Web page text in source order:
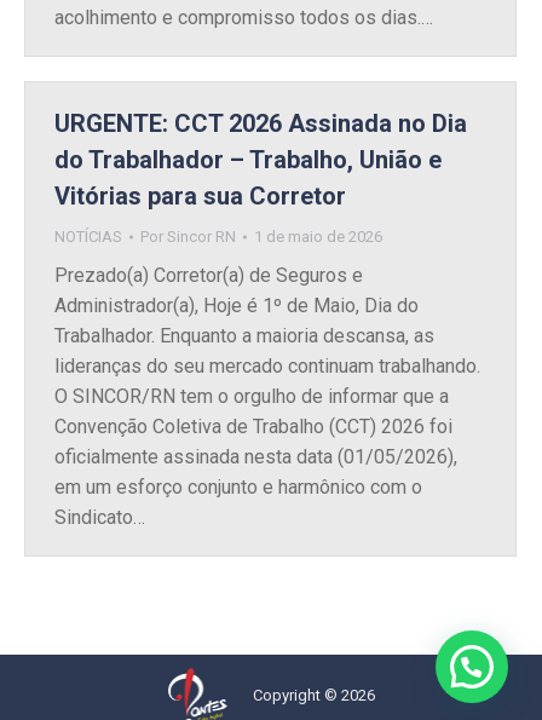
acolhimento e compromisso todos os dias.…
URGENTE: CCT 2026 Assinada no Dia
do Trabalhador – Trabalho, União e
Vitórias para sua Corretor
NOTÍCIAS Por Sincor RN 1 de maio de 2026
Prezado(a) Corretor(a) de Seguros e
Administrador(a), Hoje é 1º de Maio, Dia do
Trabalhador. Enquanto a maioria descansa, as
lideranças do seu mercado continuam trabalhando.
O SINCOR/RN tem o orgulho de informar que a
Convenção Coletiva de Trabalho (CCT) 2026 foi
oficialmente assinada nesta data (01/05/2026),
em um esforço conjunto e harmônico com o
Sindicato…
Copyright © 2026